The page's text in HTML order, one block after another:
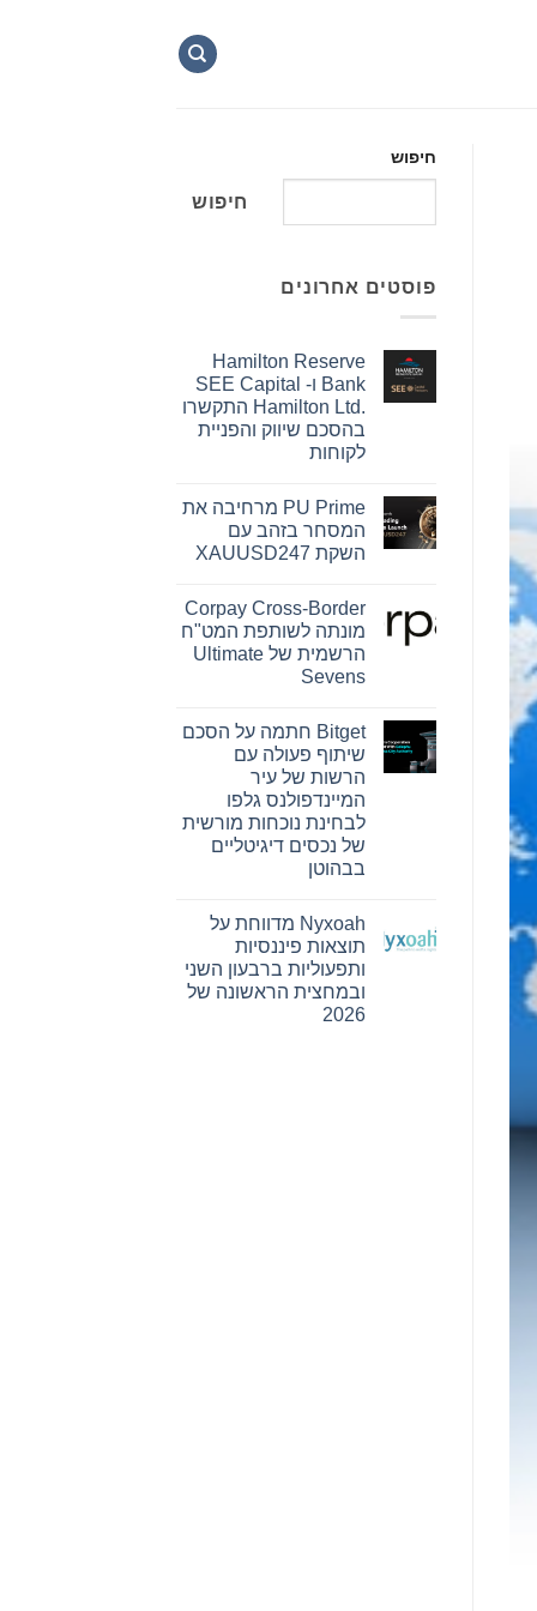
חיפוש
חיפוש
פוסטים אחרונים
Hamilton Reserve
Bank ו- SEE Capital
Hamilton Ltd.‎ התקשרו
בהסכם שיווק והפניית
לקוחות
על
Hamilton
Reserve
Bank
Capital
Hamilton
Ltd.‎
התקשרו
בהסכם
שיווק
PU Prime מרחיבה את
המסחר בזהב עם
השקת XAUUSD247
על
PU
Prime
מרחיבה
את
המסחר
השקת
XAUUSD247
Corpay Cross-Border
מונתה לשותפת המט"ח
הרשמית של Ultimate
Sevens
על
Corpay
Cross-
Border
מונתה
לשותפת
המט"ח
הרשמית
של
Ultimate
Bitget חתמה על הסכם
שיתוף פעולה עם
הרשות של עיר
המיינדפולנס גלפו
לבחינת נוכחות מורשית
של נכסים דיגיטליים
בבהוטן
על
Bitget
חתמה
על
הסכם
שיתוף
פעולה
Nyxoah מדווחת על
תוצאות פיננסיות
ותפעוליות ברבעון השני
ובמחצית הראשונה של
2026